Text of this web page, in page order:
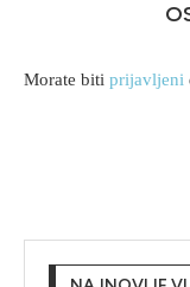
Morate biti prijavljeni